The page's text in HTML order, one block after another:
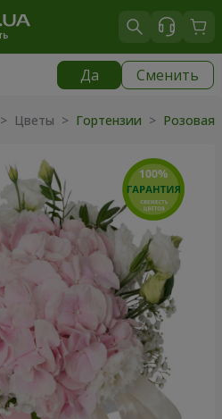
Да Сменить
> Цветы > Гортензии > Розовая